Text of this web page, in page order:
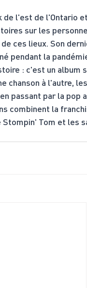
l'est de l'Ontario
sur les
ces lieux. Son
pendant la
: c'est un album
chanson à l'autre,
passant par la pop
combinent la
Tom et les